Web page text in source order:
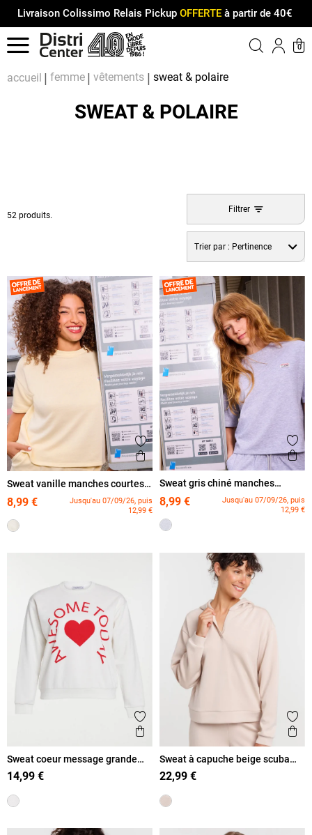
Livraison Colissimo Relais Pickup OFFERTEà partir de 40€
Menu
0
accueil femme vêtements sweat & polaire
SWEAT & POLAIRE
52 produits.
Filtrer
Trier par : Pertinence
Ajouter aux favoris
Aperçu rapide
Sweat vanille manches courtes
8,99 €
Jusqu'au 07/09/26, puis
12,99 €
Sweat gris chiné manches
8,99 €
Jusqu'au 07/09/26, puis
12,99 €
Ajouter aux favoris
Aperçu rapide
Sweat coeur message grande
taille femme
14,99 €
Sweat à capuche beige scuba
femme
22,99 €